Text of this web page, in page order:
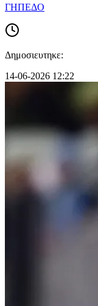
ΓΗΠΕΔΟ
Δημοσιευτηκε:
14-06-2026 12:22